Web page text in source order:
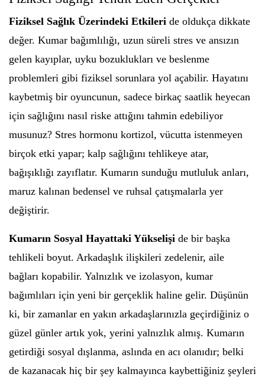
Fiziksel Sağlık Üzerindeki Etkileri de oldukça dikkate
değer. Kumar bağımlılığı, uzun süreli stres ve ansızın
gelen kayıplar, uyku bozuklukları ve beslenme
problemleri gibi fiziksel sorunlara yol açabilir. Hayatını
kaybetmiş bir oyuncunun, sadece birkaç saatlik heyecan
için sağlığını nasıl riske attığını tahmin edebiliyor
musunuz? Stres hormonu kortizol, vücutta istenmeyen
birçok etki yapar; kalp sağlığını tehlikeye atar,
bağışıklığı zayıflatır. Kumarın sunduğu mutluluk anları,
maruz kalınan bedensel ve ruhsal çatışmalarla yer
değiştirir.
Kumarın Sosyal Hayattaki Yükselişi de bir başka
tehlikeli boyut. Arkadaşlık ilişkileri zedelenir, aile
bağları kopabilir. Yalnızlık ve izolasyon, kumar
bağımlıları için yeni bir gerçeklik haline gelir. Düşünün
ki, bir zamanlar en yakın arkadaşlarınızla geçirdiğiniz o
güzel günler artık yok, yerini yalnızlık almış. Kumarın
getirdiği sosyal dışlanma, aslında en acı olanıdır; belki
de kazanacak hiç bir şey kalmayınca kaybettiğiniz şeyleri